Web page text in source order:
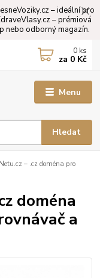
– ideální pro
– prémiová
nebo odborný magazín.
Menu
Hledat
0 ks
za 0 Kč
– .cz doména pro
doména
a